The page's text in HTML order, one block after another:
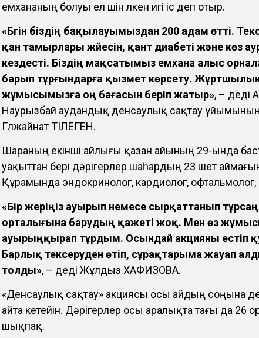
емхананың болуы ел үшін үлкен игі іс деп отыр.
«Бүгін біздің бақылауымыздан 200 адам өтті.
қан тамырлары жүйесін, қант диабеті және көз
кездесті. Біздің мақсатымыз емхана алыс
барып тұрғындарға қызмет көрсету.
жұмысымызға оң бағасын беріп жатыр», – деді
Наурызбай аудандық денсаулық сақтау ұйымының
Гүлжайнат ТІЛЕГЕН.
Шараның екінші айлығы қазан айының 29-ында
уақыттан бері дәрігерлер шаһардың 23 шет
Құрамында эндокринолог, кардиолог, офтальмолог,
«Бір жеріңіз ауырып немесе сырқаттанып
орталығына барудың қажеті жоқ. Мен өз
ауырыңқырап тұрдым. Осындай акцияны естіп
Барлық тексеруден өтіп, сұрақтарыма жауап
толды», – деді Жұлдыз ХАФИЗОВА.
«Денсаулық сақтау» акциясы осы айдың соңына
айта кетейін. Дәрігерлер осы аралықта тағы да 26
шықпақ.